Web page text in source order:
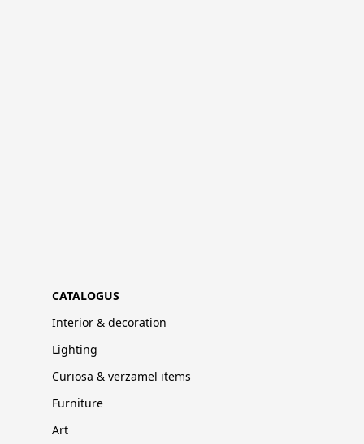
CATALOGUS
Interior & decoration
Lighting
Curiosa & verzamel items
Furniture
Art